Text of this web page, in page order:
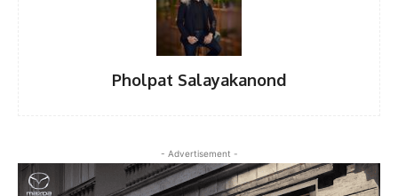
Pholpat Salayakanond
- Advertisement -